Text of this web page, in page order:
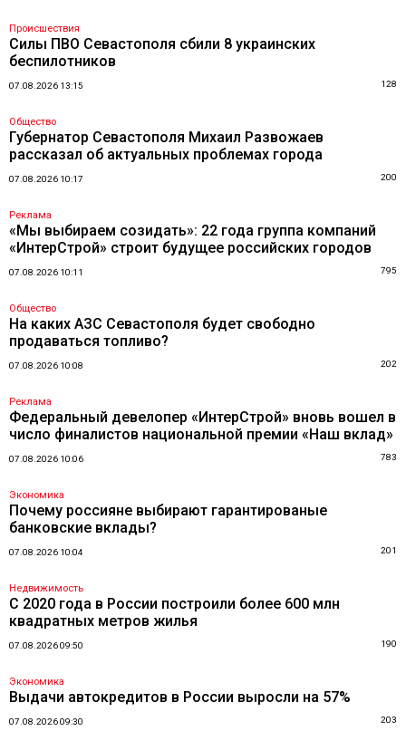
Происшествия
Силы ПВО Севастополя сбили 8 украинских
беспилотников
07.08.2026 13:15 128
Общество
Губернатор Севастополя Михаил Развожаев
рассказал об актуальных проблемах города
07.08.2026 10:17 200
Реклама
«Мы выбираем созидать»: 22 года группа компаний
«ИнтерСтрой» строит будущее российских городов
07.08.2026 10:11 795
Общество
На каких АЗС Севастополя будет свободно
продаваться топливо?
07.08.2026 10:08 202
Реклама
Федеральный девелопер «ИнтерСтрой» вновь вошел в
число финалистов национальной премии «Наш вклад»
07.08.2026 10:06 783
Экономика
Почему россияне выбирают гарантированые
банковские вклады?
07.08.2026 10:04 201
Недвижимость
С 2020 года в России построили более 600 млн
квадратных метров жилья
07.08.2026 09:50 190
Экономика
Выдачи автокредитов в России выросли на 57%
07.08.2026 09:30 203